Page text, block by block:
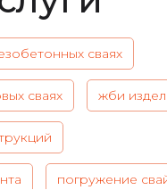
сваях
сваях жби
погружение